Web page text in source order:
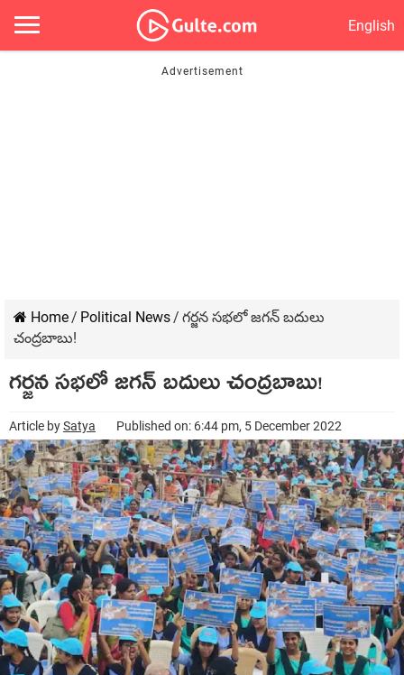
English
Home/ Political News/ గ‌ర్జ‌న స‌భ‌లో జ‌గ‌న్ బ‌దులు
చంద్ర‌బాబు!
గ‌ర్జ‌న స‌భ‌లో జ‌గ‌న్ బ‌దులు చంద్ర‌బాబు!
Article bySatya Published on: 6:44 pm, 5 December 2022